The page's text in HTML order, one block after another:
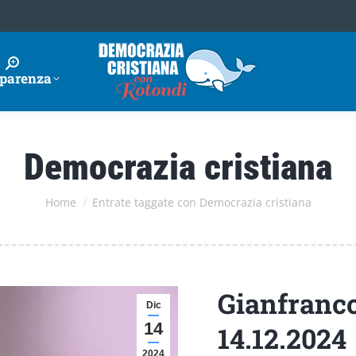
Democrazia cristiana
Tu sei qui:
Home Entrate taggate con Democrazia cristiana
Dic
14
2024
14.12.2024